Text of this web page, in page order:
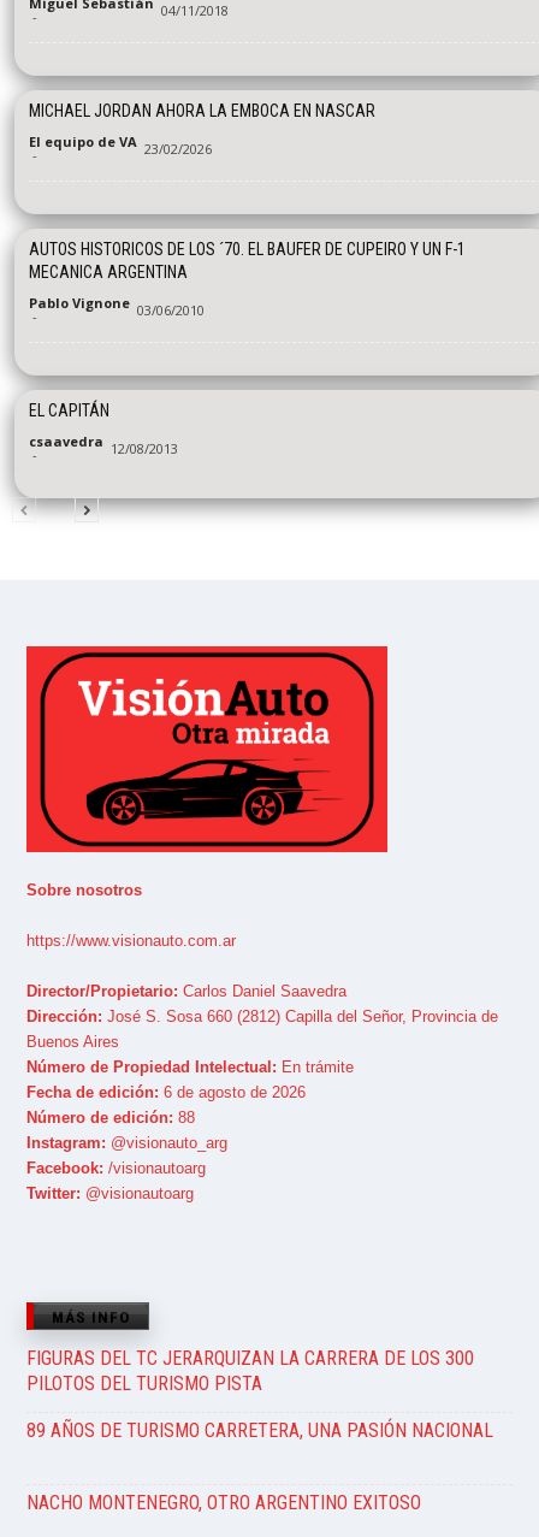
- 04/11/2018
MICHAEL JORDAN AHORA LA EMBOCA EN NASCAR
El equipo de VA
- 23/02/2026
AUTOS HISTORICOS DE LOS ´70. EL BAUFER DE CUPEIRO Y UN F-1
MECANICA ARGENTINA
Pablo Vignone
- 03/06/2010
EL CAPITÁN
csaavedra
- 12/08/2013
Sobre nosotros
https://www.visionauto.com.ar
Director/Propietario: Carlos Daniel Saavedra
Dirección: José S. Sosa 660 (2812) Capilla del Señor, Provincia de
Buenos Aires
Número de Propiedad Intelectual: En trámite
Fecha de edición: 6 de agosto de 2026
Número de edición: 88
Instagram: @visionauto_arg
Facebook: /visionautoarg
Twitter: @visionautoarg
MÁS INFO
FIGURAS DEL TC JERARQUIZAN LA CARRERA DE LOS 300
PILOTOS DEL TURISMO PISTA
89 AÑOS DE TURISMO CARRETERA, UNA PASIÓN NACIONAL
NACHO MONTENEGRO, OTRO ARGENTINO EXITOSO